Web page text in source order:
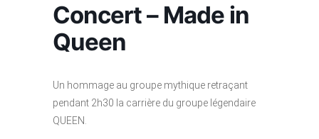
Concert – Made in
Queen
Un hommage au groupe mythique retraçant
pendant 2h30 la carrière du groupe légendaire
QUEEN.